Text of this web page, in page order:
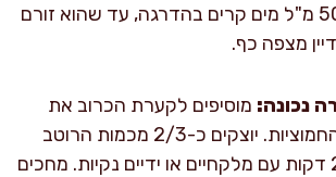
מוסיפים 30–50 מ"ל מים קרים בהדרגה, עד שהוא זורם
מצפה כף.
נכונה: מוסיפים לקערת הכרוב את
הבצל הירוק והחמוציות. יוצקים כ-2/3 מכמות הרוטב
ומערבבים 1–2 דקות עם מלקחיים או ידיים נקיות. מחכים